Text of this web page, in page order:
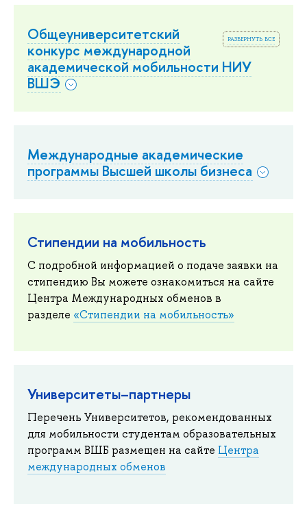
развернуть все
Общеуниверситетский
конкурс международной
академической мобильности НИУ
ВШЭ
Международные академические
программы Высшей школы бизнеса
Стипендии на мобильность
С подробной информацией о подаче заявки на
стипендию Вы можете ознакомиться на сайте
Центра Международных обменов в
разделе «Стипендии на мобильность»
Университеты–партнеры
Перечень Университетов, рекомендованных
для мобильности студентам образовательных
программ ВШБ размещен на сайте Центра
международных обменов